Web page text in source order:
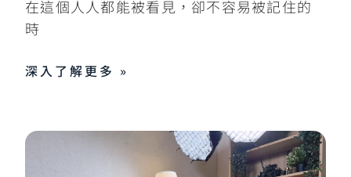
在這個人人都能被看見，卻不容易被記住的
時
深入了解更多 »